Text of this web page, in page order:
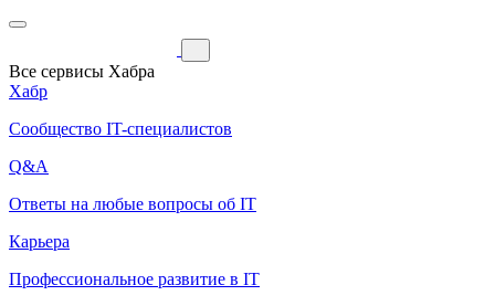
Все сервисы Хабра
Хабр
Сообщество IT-специалистов
Q&A
Ответы на любые вопросы об IT
Карьера
Профессиональное развитие в IT